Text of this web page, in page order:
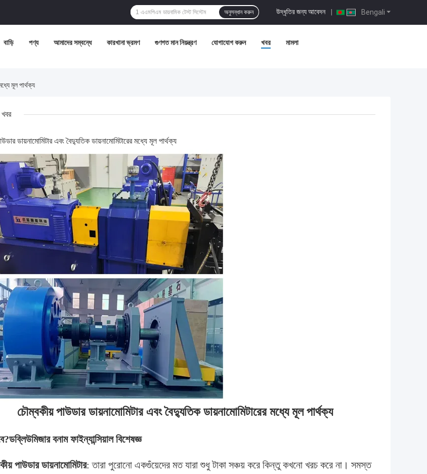
Bengali
উদ্ধৃতির জন্য আবেদন |
অনুসন্ধান করুন
বাড়ি পণ্য আমাদের সম্বন্ধে কারখানা ভ্রমণ গুণগত মান নিয়ন্ত্রণ যোগাযোগ করুন খবর মামলা
মূল পার্থক্য
ডায়নামোমিটার এবং বৈদ্যুতিক ডায়নামোমিটারের মধ্যে মূল পার্থক্য
চৌম্বকীয় পাউডার ডায়নামোমিটার এবং বৈদ্যুতিক ডায়নামোমিটারের মধ্যে মূল পার্থক্য
ডব্লিউমিজার বনাম ফাইন্যান্সিয়াল বিশেষজ্ঞ
পাউডার ডায়নামোমিটার: তারা পুরোনো একগুঁয়েদের মত যারা শুধু টাকা সঞ্চয় করে কিন্তু কখনো খরচ করে না। সমস্ত